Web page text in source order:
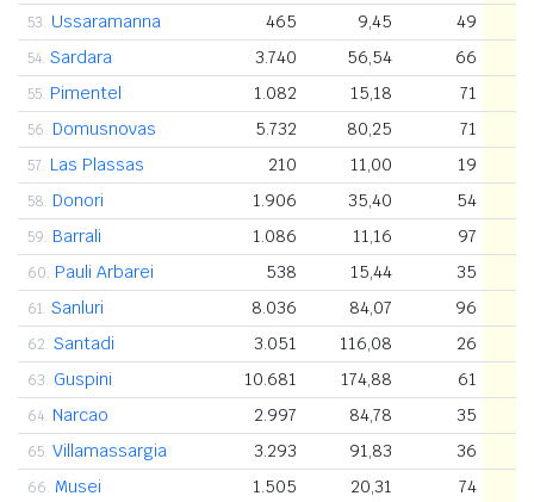
53. Ussaramanna 465 9,45 49
54. Sardara 3.740 56,54 66
55. Pimentel 1.082 15,18 71
56. Domusnovas 5.732 80,25 71
57. Las Plassas 210 11,00 19
58. Donori 1.906 35,40 54
59. Barrali 1.086 11,16 97
60. Pauli Arbarei 538 15,44 35
61. Sanluri 8.036 84,07 96
62. Santadi 3.051 116,08 26
63. Guspini 10.681 174,88 61
64. Narcao 2.997 84,78 35
65. Villamassargia 3.293 91,83 36
66. Musei 1.505 20,31 74